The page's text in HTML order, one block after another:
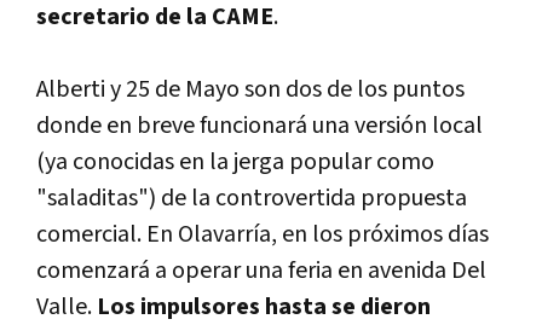
secretario de la CAME.
Alberti y 25 de Mayo son dos de los puntos
donde en breve funcionará una versión local
(ya conocidas en la jerga popular como
"saladitas") de la controvertida propuesta
comercial. En Olavarrí­a, en los próximos dí­as
comenzará a operar una feria en avenida Del
Valle. Los impulsores hasta se dieron